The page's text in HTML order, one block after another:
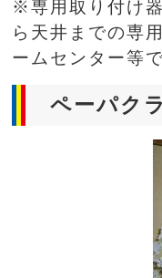
※専用取り付け
ら天井までの専
ームセンター等
ペーパク